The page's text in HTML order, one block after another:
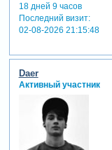
18 дней 9 часов
Последний визит:
02-08-2026 21:15:48
Daer
Активный участник